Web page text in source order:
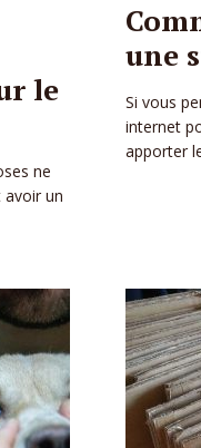
le
ne
un
une
Si vous
internet
apporter